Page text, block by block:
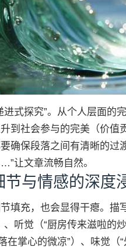
进式探究”。从个人层面的
升到社会参与的完美（价
确保段落之间有清晰的过
让文章流畅自然。
节与情感的深度
填充，也会显得干瘪。描
、听觉（“厨房传来滋啦的
在掌心的微凉”）、味觉